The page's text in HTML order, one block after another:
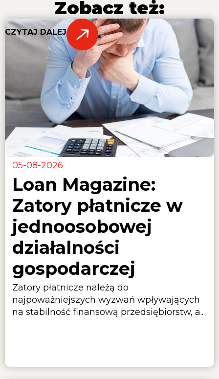
Zobacz też:
05-08-2026
Loan Magazine:
Zatory płatnicze w
jednoosobowej
działalności
gospodarczej
Zatory płatnicze należą do
najpoważniejszych wyzwań wpływających
na stabilność finansową przedsiębiorstw, a...
CZYTAJ DALEJ